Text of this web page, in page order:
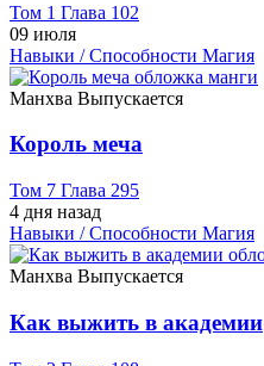
Том 1 Глава 102
09 июля
Навыки / Способности Магия
Манхва Выпускается
Король меча
Том 7 Глава 295
4 дня назад
Навыки / Способности Магия
Манхва Выпускается
Как выжить в академии